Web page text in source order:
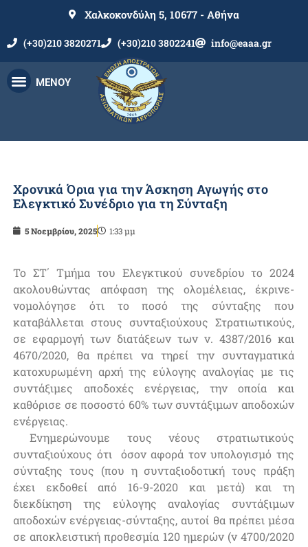
Χαλκοκονδύλη 5, 10677 - Αθήνα
(+30)210 3820271 (+30)210 3802241 info@eaaa.gr
ΜΕΝΟΥ
Χρονικά Όρια για την Άσκηση Αγωγής στο
Ελεγκτικό Συνέδριο για τη Σύνταξη
5 Νοεμβρίου, 2025 1:33 μμ
Το ΣΤ΄ Τμήμα του Ελεγκτικού συνεδρίου το 2024
ακολουθώντας απόφαση της ολομέλειας, έκρινε-
νομολόγησε ότι το ποσό της σύνταξης που
καταβάλλεται στους συνταξιούχους Στρατιωτικούς,
σε εφαρμογή των διατάξεων των ν. 4387/2016 και
4670/2020, θα πρέπει να τηρεί την συνταγματικά
κατοχυρωμένη αρχή της εύλογης αναλογίας με τις
συντάξιμες αποδοχές ενέργειας, την οποία και
καθόρισε σε ποσοστό 60% των συντάξιμων αποδοχών
ενέργειας.
Ενημερώνουμε τους νέους στρατιωτικούς
συνταξιούχους ότι όσον αφορά τον υπολογισμό της
σύνταξης τους (που η συνταξιοδοτική τους πράξη
έχει εκδοθεί από 16-9-2020 και μετά) και τη
διεκδίκηση της εύλογης αναλογίας συντάξιμων
αποδοχών ενέργειας-σύνταξης, αυτοί θα πρέπει μέσα
σε αποκλειστική προθεσμία 120 ημερών (ν 4700/2020